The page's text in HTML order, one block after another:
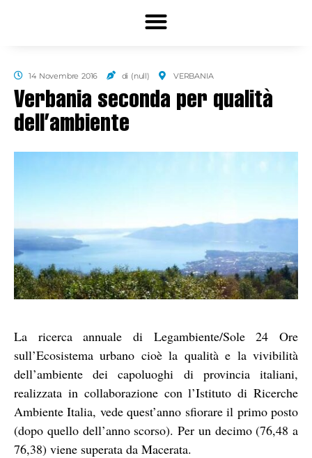
14 Novembre 2016 di (null) VERBANIA
Verbania seconda per qualità
dell’ambiente
La ricerca annuale di Legambiente/Sole 24 Ore
sull’Ecosistema urbano cioè la qualità e la vivibilità
dell’ambiente dei capoluoghi di provincia italiani,
realizzata in collaborazione con l’Istituto di Ricerche
Ambiente Italia, vede quest’anno sfiorare il primo posto
(dopo quello dell’anno scorso). Per un decimo (76,48 a
76,38) viene superata da Macerata.